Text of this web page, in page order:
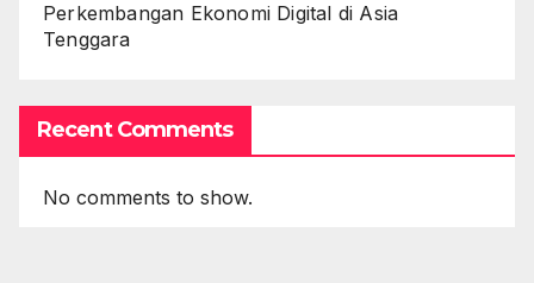
Perkembangan Ekonomi Digital di Asia
Tenggara
Recent Comments
No comments to show.